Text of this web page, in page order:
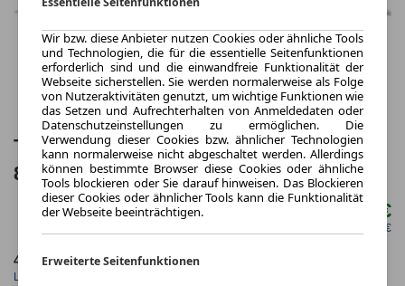
Toyota Proace City Verso 1,2-l-Turbo
81kW L2 Teamplayer 7Sit 5 Türen
344,00 €
netto mtl. 289,08 €
48 Monate
Laufzeit
Wir bzw. diese Anbieter nutzen Cookies oder ähnliche Tools
und Technologien, die für die essentielle Seitenfunktionen
erforderlich sind und die einwandfreie Funktionalität der
Webseite sicherstellen. Sie werden normalerweise als Folge
von Nutzeraktivitäten genutzt, um wichtige Funktionen wie
das Setzen und Aufrechterhalten von Anmeldedaten oder
Datenschutzeinstellungen zu ermöglichen. Die
Verwendung dieser Cookies bzw. ähnlicher Technologien
kann normalerweise nicht abgeschaltet werden. Allerdings
können bestimmte Browser diese Cookies oder ähnliche
Tools blockieren oder Sie darauf hinweisen. Das Blockieren
dieser Cookies oder ähnlicher Tools kann die Funktionalität
der Webseite beeinträchtigen.
Erweiterte Seitenfunktionen